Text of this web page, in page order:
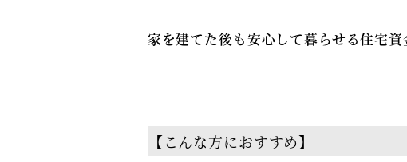
家を建てた後も安心して暮らせる住宅資
【こんな方におすすめ】